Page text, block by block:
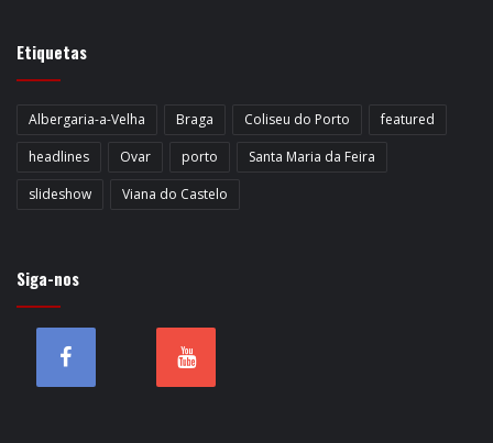
Etiquetas
Albergaria-a-Velha Braga Coliseu do Porto
featured
headlines
Ovar porto
Santa Maria da Feira
slideshow
Viana do Castelo
Siga-nos